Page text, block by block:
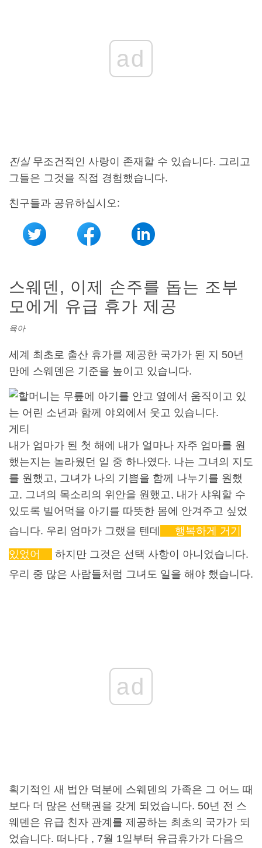
ad
진실무조건적인 사랑이 존재할 수 있습니다. 그리고
그들은 그것을 직접 경험했습니다.
친구들과 공유하십시오:
스웨덴, 이제 손주를 돕는 조부
모에게 유급 휴가 제공
육아
세계 최초로 출산 휴가를 제공한 국가가 된 지 50년
만에 스웨덴은 기준을 높이고 있습니다.
게티
내가 엄마가 된 첫 해에 내가 얼마나 자주 엄마를 원
했는지는 놀라웠던 일 중 하나였다. 나는 그녀의 지도
를 원했고, 그녀가 나의 기쁨을 함께 나누기를 원했
고, 그녀의 목소리의 위안을 원했고, 내가 샤워할 수
있도록 빌어먹을 아기를 따뜻한 몸에 안겨주고 싶었
습니다. 우리 엄마가 그랬을 텐데
행복하게 거기
있었어
하지만 그것은 선택 사항이 아니었습니다.
우리 중 많은 사람들처럼 그녀도 일을 해야 했습니다.
ad
획기적인 새 법안 덕분에 스웨덴의 가족은 그 어느 때
보다 더 많은 선택권을 갖게 되었습니다. 50년 전 스
웨덴은 유급 친자 관계를 제공하는 최초의 국가가 되
었습니다. 떠나다 , 7월 1일부터 유급휴가가 다음으